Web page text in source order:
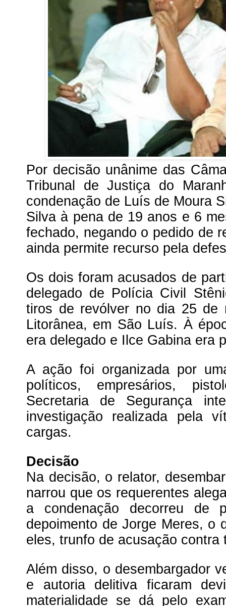
Por decisão unânime das
Tribunal de Justiça do
condenação de Luís de Moura
Silva à pena de 19 anos e 6
fechado, negando o pedido de
ainda permite recurso pela
Os dois foram acusados de
delegado de Polícia Civil
tiros de revólver no dia 25 de
Litorânea, em São Luís. À
era delegado e Ilce Gabina era
A ação foi organizada por
políticos, empresários,
Secretaria de Segurança
investigação realizada pela
cargas.
Decisão
Na decisão, o relator,
narrou que os requerentes
a condenação decorreu de
depoimento de Jorge Meres, o
eles, trunfo de acusação contra
Além disso, o desembargador
e autoria delitiva ficaram
materialidade se dá pelo